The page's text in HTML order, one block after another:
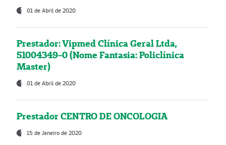
01 de Abril de 2020
Prestador: Vipmed Clínica Geral Ltda,
51004349-0 (Nome Fantasia: Policlínica
Master)
01 de Abril de 2020
Prestador CENTRO DE ONCOLOGIA
15 de Janeiro de 2020